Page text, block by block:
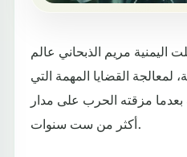
مريم الذبحاني عالم
لمعالجة القضايا المهمة التي
بعدما مزقته الحرب على مدار
أكثر من ست سنوات.